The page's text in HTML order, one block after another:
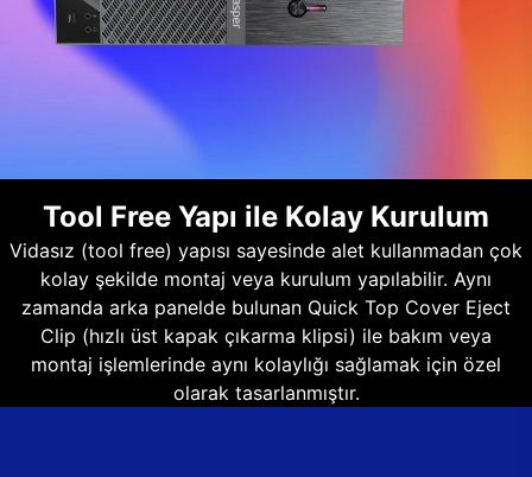
Tool Free Yapı ile Kolay Kurulum
Vidasız (tool free) yapısı sayesinde alet kullanmadan çok
kolay şekilde montaj veya kurulum yapılabilir. Aynı
zamanda arka panelde bulunan Quick Top Cover Eject
Clip (hızlı üst kapak çıkarma klipsi) ile bakım veya
montaj işlemlerinde aynı kolaylığı sağlamak için özel
olarak tasarlanmıştır.